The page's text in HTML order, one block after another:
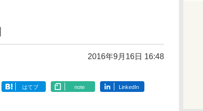
2016年9月16日 16:48
はてブ note LinkedIn